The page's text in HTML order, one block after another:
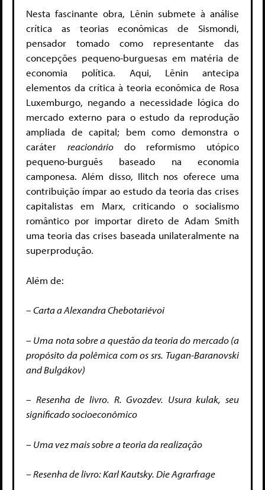
Nesta fascinante obra, Lênin submete à análise
crítica as teorias econômicas de Sismondi,
pensador tomado como representante das
concepções pequeno-burguesas em matéria de
economia política. Aqui, Lênin antecipa
elementos da crítica à teoria econômica de Rosa
Luxemburgo, negando a necessidade lógica do
mercado externo para o estudo da reprodução
ampliada de capital; bem como demonstra o
caráter reacionário do reformismo utópico
pequeno-burguês baseado na economia
camponesa. Além disso, Ilitch nos oferece uma
contribuição ímpar ao estudo da teoria das crises
capitalistas em Marx, criticando o socialismo
romântico por importar direto de Adam Smith
uma teoria das crises baseada unilateralmente na
superprodução.
Além de:
– Carta a Alexandra Chebotariévoi
– Uma nota sobre a questão da teoria do mercado (a
propósito da polêmica com os srs. Tugan-Baranovski
and Bulgákov)
– Resenha de livro. R. Gvozdev. Usura kulak, seu
significado socioeconômico
– Uma vez mais sobre a teoria da realização
– Resenha de livro: Karl Kautsky. Die Agrarfrage